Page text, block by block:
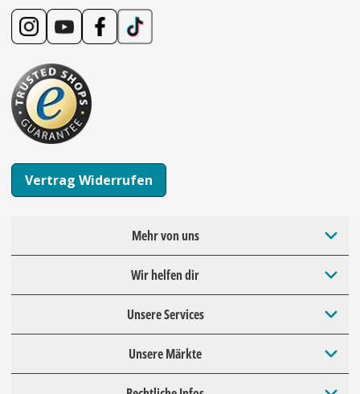
Vertrag Widerrufen
Mehr von uns
Wir helfen dir
Unsere Services
Unsere Märkte